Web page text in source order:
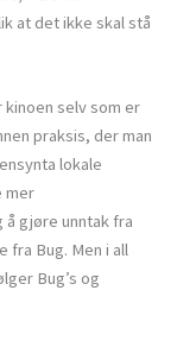
at det ikke skal stå
selv som er
praksis, der man
lokale
mer
gjøre unntak fra
fra Bug. Men i all
Bug’s og